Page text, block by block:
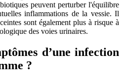
peuvent perturber l'équilibre
inflammations de la vessie. Il
sont également plus à risque à
des voies urinaires.
d’une infection
?